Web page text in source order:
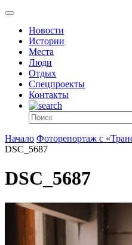
Новости
Истории
Места
Люди
Отдых
Спецпроекты
Контакты
Начало Фоторепортаж с
DSC_5687
DSC_5687